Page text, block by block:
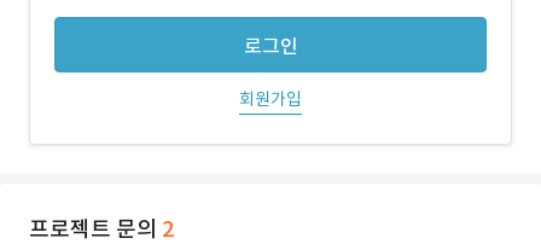
로그인
회원가입
프로젝트 문의 2